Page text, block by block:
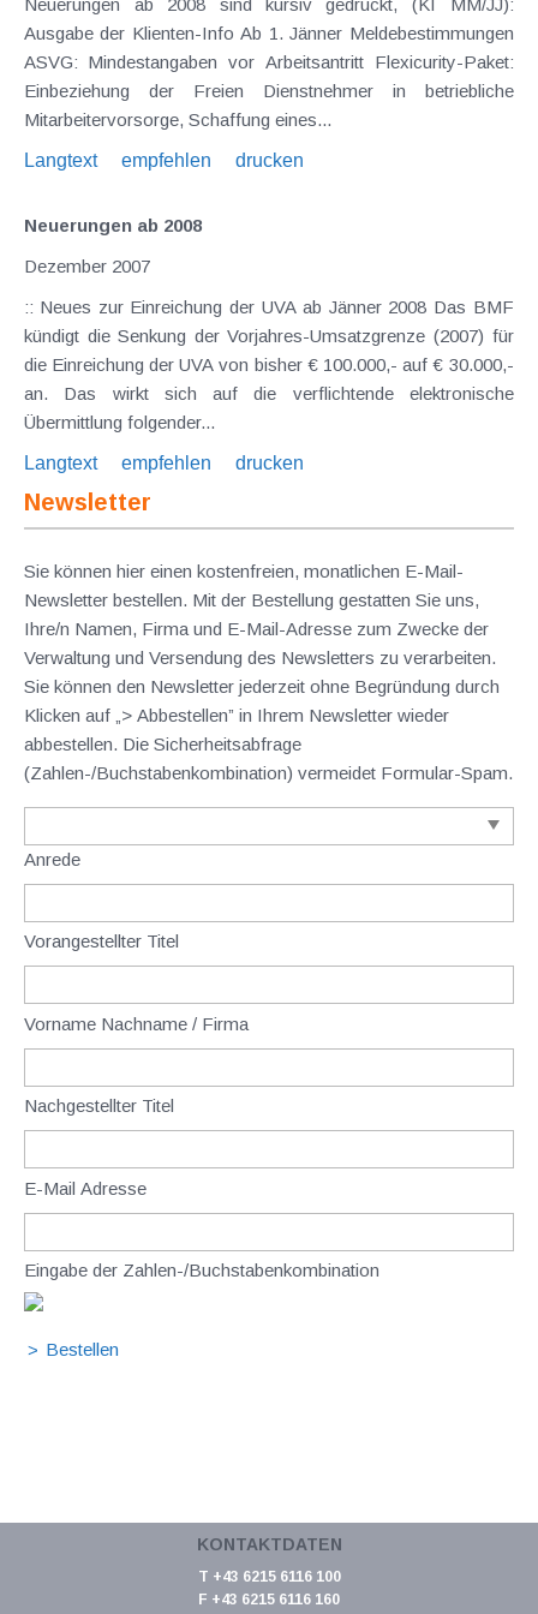
Ausgabe der Klienten-Info Ab 1. Jänner Meldebestimmungen
ASVG: Mindestangaben vor Arbeitsantritt Flexicurity-Paket:
Einbeziehung der Freien Dienstnehmer in betriebliche
Mitarbeitervorsorge, Schaffung eines...
Langtext
empfehlen drucken
Neuerungen ab 2008
Dezember 2007
:: Neues zur Einreichung der UVA ab Jänner 2008 Das BMF
kündigt die Senkung der Vorjahres-Umsatzgrenze (2007) für
die Einreichung der UVA von bisher € 100.000,- auf € 30.000,-
an. Das wirkt sich auf die verflichtende elektronische
Übermittlung folgender...
Langtext
empfehlen drucken
Newsletter
Sie können hier einen kostenfreien, monatlichen E-Mail-
Newsletter bestellen. Mit der Bestellung gestatten Sie uns,
Ihre/n Namen, Firma und E-Mail-Adresse zum Zwecke der
Verwaltung und Versendung des Newsletters zu verarbeiten.
Sie können den Newsletter jederzeit ohne Begründung durch
Klicken auf „> Abbestellen” in Ihrem Newsletter wieder
abbestellen. Die Sicherheitsabfrage
(Zahlen-/Buchstabenkombination) vermeidet Formular-Spam.
Anrede
Vorangestellter Titel
Vorname Nachname / Firma
Nachgestellter Titel
E-Mail Adresse
Eingabe der Zahlen-/Buchstabenkombination
KONTAKTDATEN
T +43 6215 6116 100
F +43 6215 6116 160